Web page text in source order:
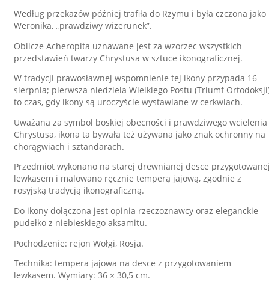
Według przekazów później trafiła do Rzymu i była czczona jako
Weronika, „prawdziwy wizerunek”.
Oblicze Acheropita uznawane jest za wzorzec wszystkich
przedstawień twarzy Chrystusa w sztuce ikonograficznej.
W tradycji prawosławnej wspomnienie tej ikony przypada 16
sierpnia; pierwsza niedziela Wielkiego Postu (Triumf
to czas, gdy ikony są uroczyście wystawiane w cerkwiach.
Uważana za symbol boskiej obecności i prawdziwego wcielenia
Chrystusa, ikona ta bywała też używana jako znak ochronny na
chorągwiach i sztandarach.
Przedmiot wykonano na starej drewnianej desce
lewkasem i malowano ręcznie temperą jajową, zgodnie z
rosyjską tradycją ikonograficzną.
Do ikony dołączona jest opinia rzeczoznawcy oraz eleganckie
pudełko z niebieskiego aksamitu.
Pochodzenie: rejon Wołgi, Rosja.
Technika: tempera jajowa na desce z przygotowaniem
lewkasem. Wymiary: 36 × 30,5 cm.